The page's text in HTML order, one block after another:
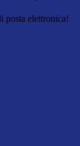
posta elettronica!